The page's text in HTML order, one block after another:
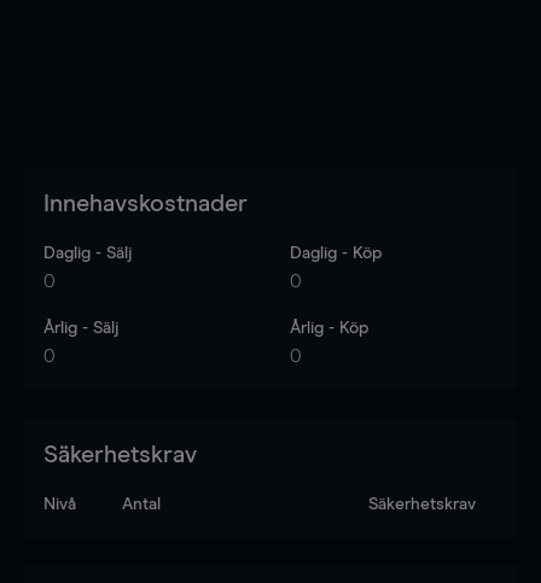
Innehavskostnader
Daglig - Sälj
0
Daglig - Köp
0
Årlig - Sälj
0
Årlig - Köp
0
Säkerhetskrav
Nivå Antal Säkerhetskrav